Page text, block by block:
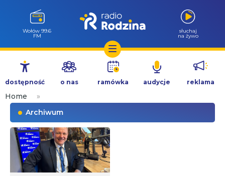
Przejdź
treści
Wołów 99.6
FM
słuchaj
na żywo
dostępność o nas ramówka audycje reklama
Home
»
Archiwum